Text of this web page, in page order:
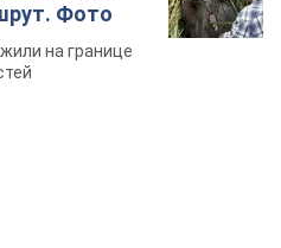
Фото
на границе